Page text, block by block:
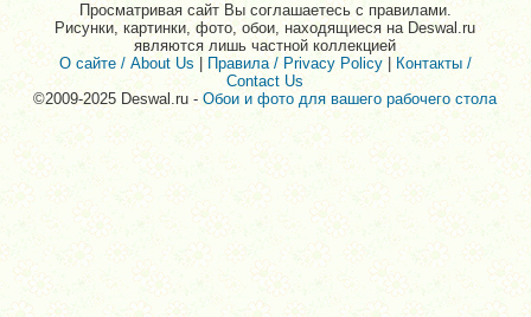
Просматривая сайт Вы соглашаетесь с правилами.
Рисунки, картинки, фото, обои, находящиеся на Deswal.ru
являются лишь частной коллекцией
О сайте / About Us
Правила / Privacy Policy|Контакты /
Contact Us
©2009-2025 Deswal.ru -Обои и фото для вашего рабочего стола